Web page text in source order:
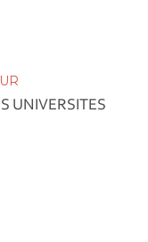
UNIVERSITES